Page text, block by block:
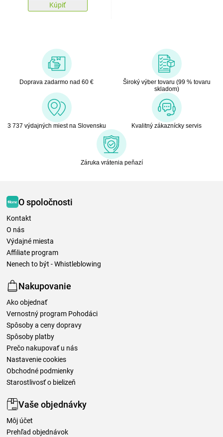
Kúpiť
Doprava zadarmo nad 60 €
Široký výber tovaru (99 % tovaru
skladom)
3 737 výdajných miest na Slovensku Kvalitný zákaznícky servis
Záruka vrátenia peňazí
O spoločnosti
Kontakt
O nás
Výdajné miesta
Affiliate program
Nenech to být - Whistleblowing
Nakupovanie
Ako objednať
Vernostný program Pohodáci
Spôsoby a ceny dopravy
Spôsoby platby
Prečo nakupovať u nás
Nastavenie cookies
Obchodné podmienky
Starostlivosť o bielizeň
Vaše objednávky
Môj účet
Prehľad objednávok